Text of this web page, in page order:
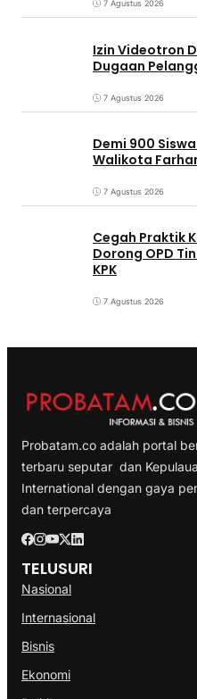
7 Agustus 2026
Izin Videotron
Dugaan
7 Agustus 2026
Demi 900
Walikota
7 Agustus 2026
Cegah Praktik
Dorong OPD
KPK
7 Agustus 2026
Probatam.co adalah portal
terbaru seputar dan
International dengan gaya
dan terpercaya
TELUSURI
Nasional
Internasional
Bisnis
Ekonomi